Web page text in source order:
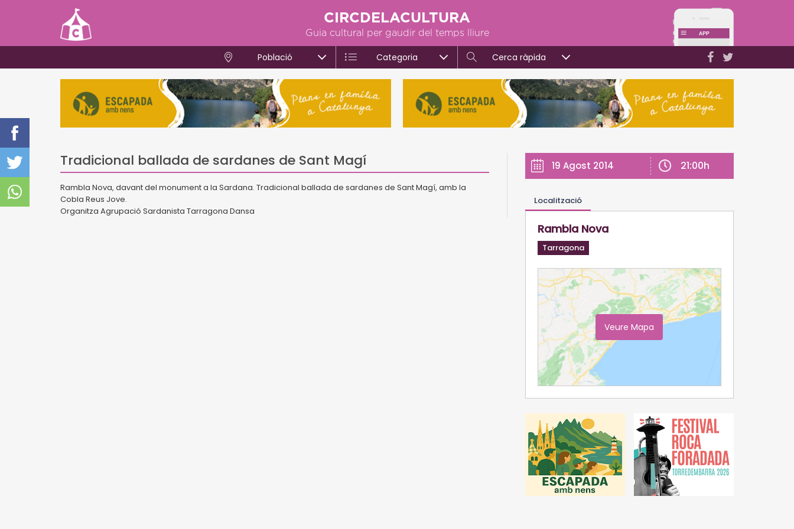
CIRCDELACULTURA
Guia cultural per gaudir del temps lliure
Població Categoria Cerca ràpida
Tradicional ballada de sardanes de Sant Magí
Rambla Nova, davant del monument a la Sardana. Tradicional ballada de sardanes de Sant Magí, amb la
Cobla Reus Jove.
Organitza Agrupació Sardanista Tarragona Dansa
19 Agost 2014 21:00h
Localització
Rambla Nova
Tarragona
Veure Mapa